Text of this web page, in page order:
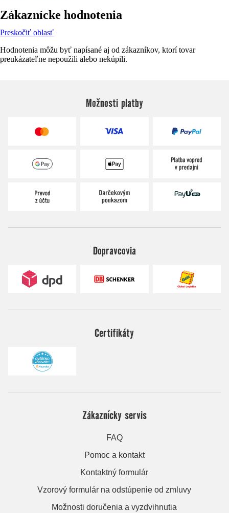
Zákaznícke hodnotenia
Preskočiť oblasť
Hodnotenia môžu byť napísané aj od zákazníkov, ktorí tovar
preukázateľne nepoužili alebo nekúpili.
Možnosti platby
Dopravcovia
Certifikáty
Zákaznícky servis
FAQ
Pomoc a kontakt
Kontaktný formulár
Vzorový formulár na odstúpenie od zmluvy
Možnosti doručenia a vyzdvihnutia